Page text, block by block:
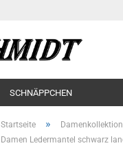
SCHNÄPPCHEN
Startseite » Damenkollektion
Damen Ledermantel schwarz